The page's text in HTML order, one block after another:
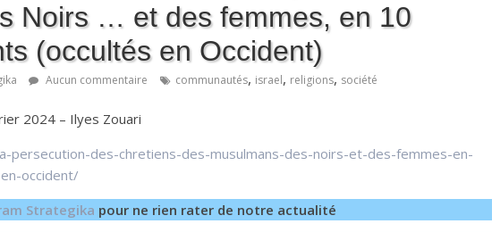
Noirs … et des femmes, en 10
(occultés en Occident)
Aucun commentaire communautés, israel, religions, société
2024 – Ilyes Zouari
persecution-des-chretiens-des-musulmans-des-noirs-et-des-femmes-en-
occident/
Strategika pour ne rien rater de notre actualité